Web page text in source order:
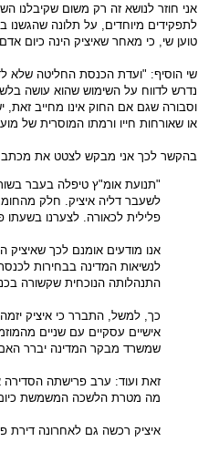
אני חוזר לנושא זה רק משום שקיבלנו
לתפקידים מיוחדים, על תלונה
טוען שי, כי מאחר שאיציק הינה כיום
שי הוסיף: "ועדת הכנסת החליטה שלא
נדרש לדווח על השימוש שהוא עושה
וסבורה שגם אם החוק אינו מחייב זאת,
או שאורחות חייו ורמתו המוסרית של
בהקשר לכך אני מבקש לצטט את
"תנועת אומ"ץ טיפלה בעבר
לשעבר דליה איציק. חלק
פלילית לכאורה. לצערנו
אנו מודעים אומנם לכך
לנשיאות המדינה בבחירות
התנהלותה הנוכחית שקשורה
כך, למשל, התברר כי איציק
אישיים עסקיים עם שניים
שמשרד מבקר המדינה יברר
זאת ועוד: ערב פרישתה
מה מטרת הלשכה המשמשת כיום
איציק רכשה גם לאחרונה דירת